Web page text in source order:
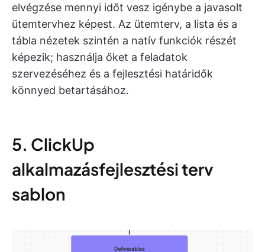
elvégzése mennyi időt vesz igénybe a javasolt
ütemtervhez képest. Az ütemterv, a lista és a
tábla nézetek szintén a natív funkciók részét
képezik; használja őket a feladatok
szervezéséhez és a fejlesztési határidők
könnyed betartásához.
5. ClickUp
alkalmazásfejlesztési terv
sablon